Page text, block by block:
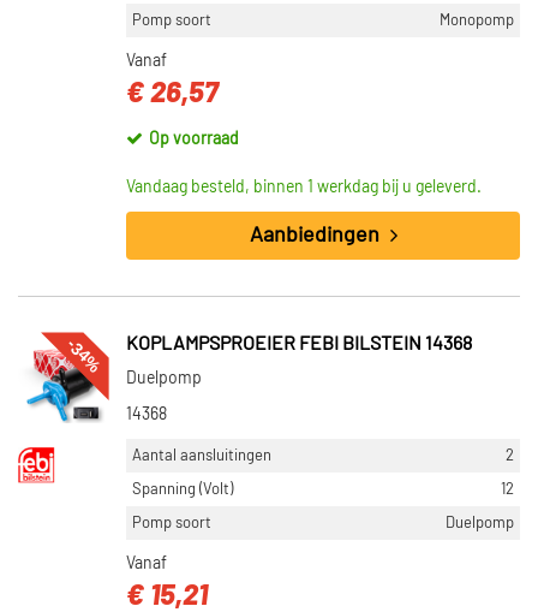
Pomp soort
Monopomp
Vanaf
€ 26,57
Op voorraad
Vandaag besteld, binnen 1 werkdag bij u geleverd.
Aanbiedingen
-34% KOPLAMPSPROEIER FEBI BILSTEIN 14368
Duelpomp
14368
Aantal aansluitingen
2
Spanning (Volt)
12
Pomp soort
Duelpomp
Vanaf
€ 15,21